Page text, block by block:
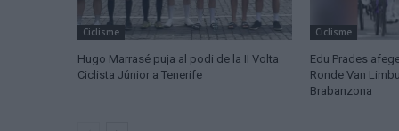
Ciclisme
Hugo Marrasé puja al podi de la II Volta
Ciclista Júnior a Tenerife
Ciclisme
Edu Prades
Ronde Van
Brabanzona